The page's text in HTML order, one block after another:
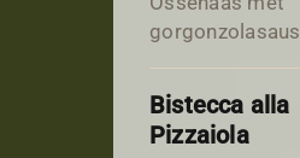
gorgonzolasaus
Bistecca alla
Pizzaiola